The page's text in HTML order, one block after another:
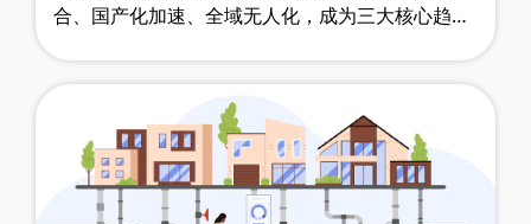
合、国产化加速、全域无人化，成为三大核心趋